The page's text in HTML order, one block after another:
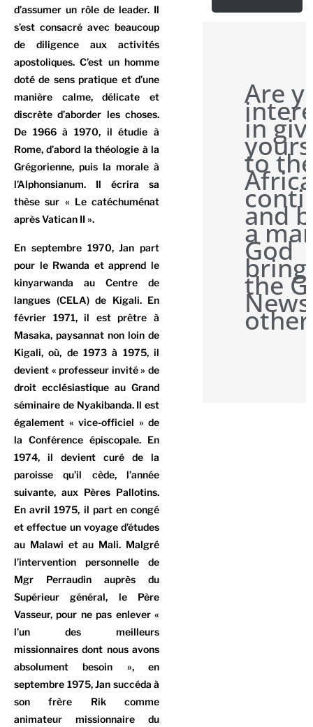
d’assumer un rôle de leader. Il
s’est consacré avec beaucoup
de diligence aux activités
apostoliques. C’est un homme
doté de sens pratique et d’une
manière calme, délicate et
discrète d’aborder les choses.
De 1966 à 1970, il étudie à
Rome, d’abord la théologie à la
Grégorienne, puis la morale à
l’Alphonsianum. Il écrira sa
thèse sur « Le catéchuménat
après Vatican II ».
En septembre 1970, Jan part
pour le Rwanda et apprend le
kinyarwanda au Centre de
langues (CELA) de Kigali. En
février 1971, il est prêtre à
Masaka, paysannat non loin de
Kigali, où, de 1973 à 1975, il
devient « professeur invité » de
droit ecclésiastique au Grand
séminaire de Nyakibanda. Il est
également « vice-officiel » de
la Conférence épiscopale. En
1974, il devient curé de la
paroisse qu’il cède, l’année
suivante, aux Pères Pallotins.
En avril 1975, il part en congé
et effectue un voyage d’études
au Malawi et au Mali. Malgré
l’intervention personnelle de
Mgr Perraudin auprès du
Supérieur général, le Père
Vasseur, pour ne pas enlever «
l’un des meilleurs
missionnaires dont nous avons
absolument besoin », en
septembre 1975, Jan succéda à
son frère Rik comme
animateur missionnaire du
Are
in
to
and
a
God
the